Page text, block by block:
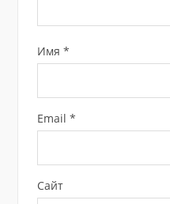
Имя *
Email *
Сайт